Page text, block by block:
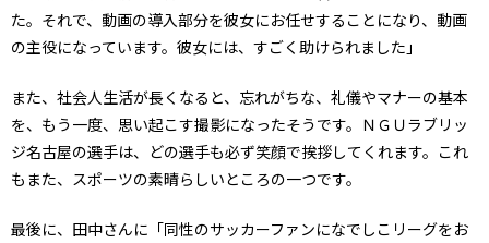
た。それで、動画の導入部分を彼女にお任せすることになり、動画
の主役になっています。彼女には、すごく助けられました」
また、社会人生活が長くなると、忘れがちな、礼儀やマナーの基本
を、もう一度、思い起こす撮影になったそうです。ＮＧＵラブリッ
ジ名古屋の選手は、どの選手も必ず笑顔で挨拶してくれます。これ
もまた、スポーツの素晴らしいところの一つです。
最後に、田中さんに「同性のサッカーファンになでしこリーグをお